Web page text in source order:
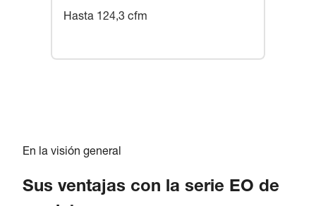
Hasta 124,3 cfm
En la visión general
Sus ventajas con la serie EO de